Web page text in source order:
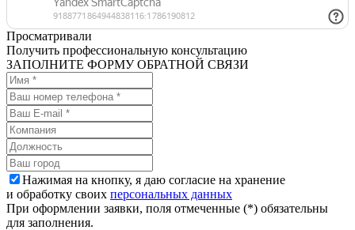
Просматривали
Получить профессиональную консультацию
ЗАПОЛНИТЕ ФОРМУ ОБРАТНОЙ СВЯЗИ
Нажимая на кнопку, я даю согласие на хранение
и обработку своих персональных данных
При оформлении заявки, поля отмеченные (*) обязательны
для заполнения.